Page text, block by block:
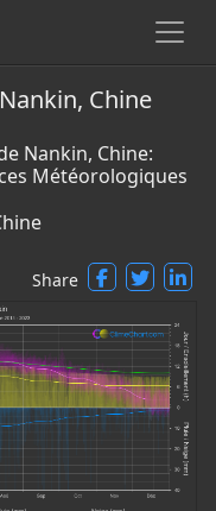
Chine
Nankin, Chine:
Météorologiques
Share